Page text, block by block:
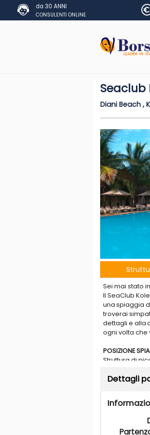
da 30 ANNI
CONSULENTI ONLINE
Seaclub
Diani Beach ,
Sei mai stato
Il SeaClub
una spiaggia
troverai
dettagli e alla
ogni volta che
POSIZIONE
Struttura di
Direttamente
sull’oceano
Dettagli